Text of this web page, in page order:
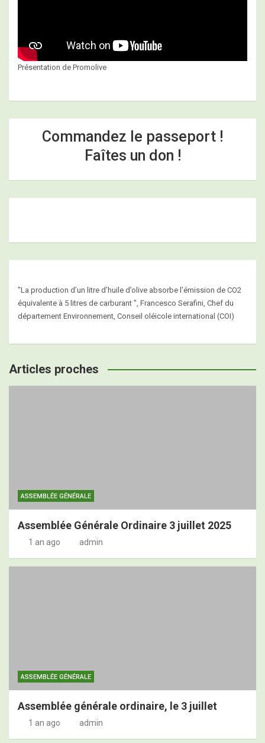
Présentation de Promolive
Commandez le passeport !
Faîtes un don !
"La production d’un litre d’huile d’olive absorbe l’émission de CO2
équivalente à 5 litres de carburant ", Francesco Serafini, Chef du
département Environnement, Conseil oléicole international (COI)
Articles proches
ASSEMBLÉE GÉNÉRALE
Assemblée Générale Ordinaire 3 juillet 2025
1 an ago admin
ASSEMBLÉE GÉNÉRALE
Assemblée générale ordinaire, le 3 juillet
1 an ago admin